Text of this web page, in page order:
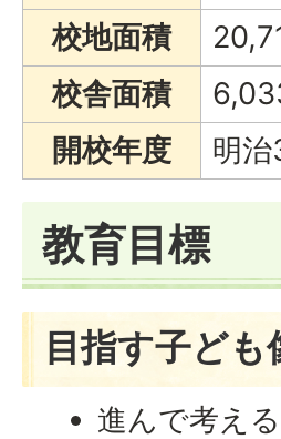
校地面積
校舎面積
開校年度
明
教育目標
目指す子ども
進んで考え